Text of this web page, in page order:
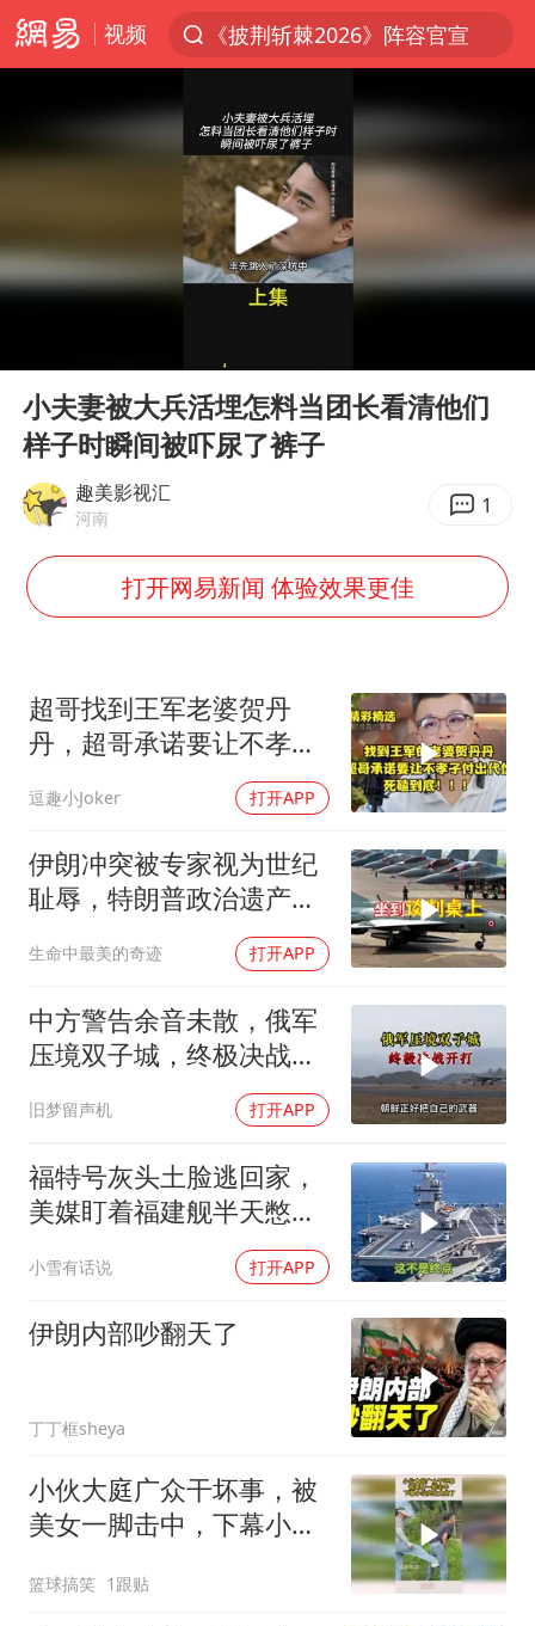
视频
《披荆斩棘2026》阵容官宣
杭州机场已取消航班388架次
于东来回应胖东来近25年老店年底关闭
美将每月供乌爱国者拦截导弹
10余省份将出现强风雨 局地特大暴雨
新疆一婚礼线上邀请引热议
《龙餐馆》 冲奖
构建更高水平的全民健身公共服务体系
韩军前线部队连曝丑闻
云南一男子胃中取出180颗铁钉
奋力开创中国式现代化建设新局面
Play
小夫妻被大兵活埋怎料当团长看清他们
样子时瞬间被吓尿了裤子
趣美影视汇
河南 1
打开网易新闻 体验效果更佳
超哥找到王军老婆贺丹
丹，超哥承诺要让不孝子
付出代价，死磕到底
逗趣小Joker 打开APP
伊朗冲突被专家视为世纪
耻辱，特朗普政治遗产遭
生命中最美的奇迹 打开APP
中方警告余音未散，俄军
压境双子城，终极决战开
旧梦留声机 打开APP
福特号灰头土脸逃回家，
美媒盯着福建舰半天憋出
一句话：这不是终点
小雪有话说 打开APP
伊朗内部吵翻天了
丁丁框sheya
小伙大庭广众干坏事，被
美女一脚击中，下幕小伙
篮球搞笑 1跟贴